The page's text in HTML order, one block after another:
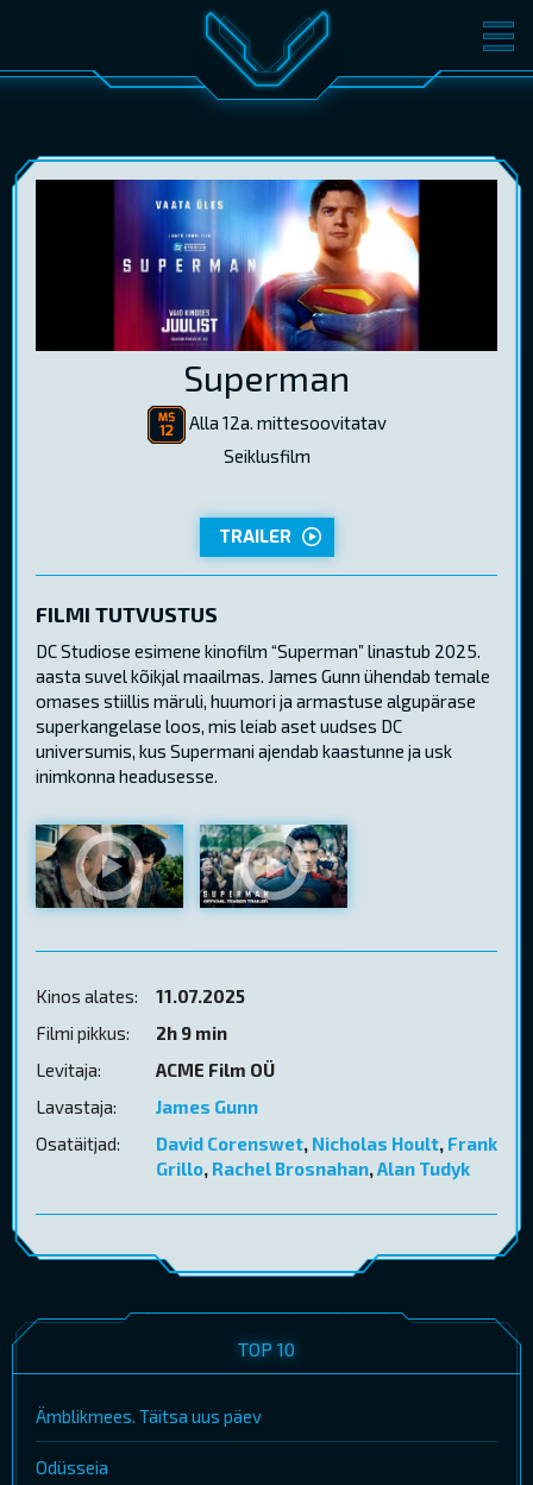
FILMID PILETID
V-KLUBI
KINKEKAARDID
Superman
Alla 12a. mittesoovitatav
Seiklusfilm
TRAILER
FILMI TUTVUSTUS
DC Studiose esimene kinofilm “Superman” linastub 2025.
aasta suvel kõikjal maailmas. James Gunn ühendab temale
omases stiillis märuli, huumori ja armastuse algupärase
superkangelase loos, mis leiab aset uudses DC
universumis, kus Supermani ajendab kaastunne ja usk
inimkonna headusesse.
Kinos alates:
11.07.2025
Filmi pikkus:
2h 9 min
Levitaja:
ACME Film OÜ
Lavastaja:
James Gunn
Osatäitjad:
David Corenswet, Nicholas Hoult, Frank
Grillo, Rachel Brosnahan,Alan Tudyk
TOP 10
Ämblikmees. Täitsa uus päev
Odüsseia